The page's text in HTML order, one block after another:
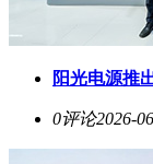
阳光电源推
0评论2026-